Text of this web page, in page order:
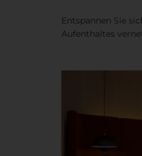
Entspannen Sie
Aufenthaltes